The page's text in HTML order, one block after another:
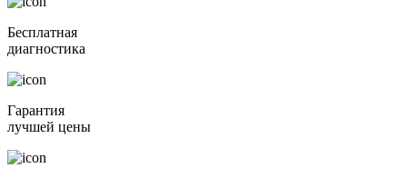
Бесплатная
диагностика
Гарантия
лучшей цены